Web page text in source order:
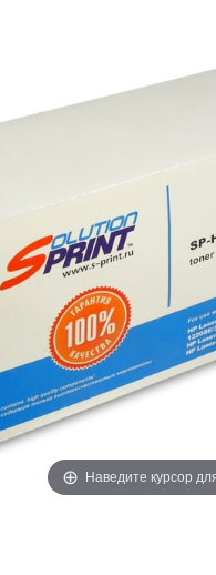
Наведите курсор